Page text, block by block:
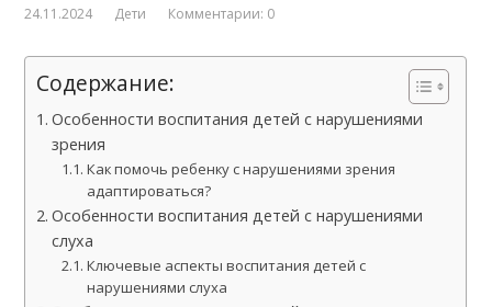
24.11.2024 Дети Комментарии: 0
Содержание:
Особенности воспитания детей с нарушениями
зрения
Как помочь ребенку с нарушениями зрения
адаптироваться?
Особенности воспитания детей с нарушениями
слуха
Ключевые аспекты воспитания детей с
нарушениями слуха